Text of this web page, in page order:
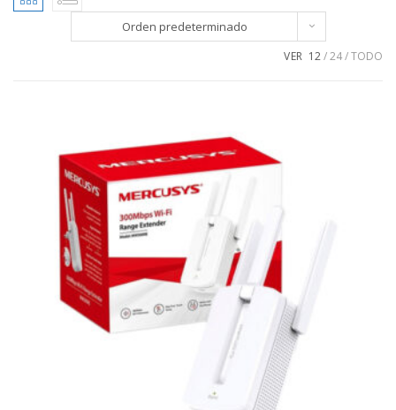
Orden predeterminado
VER 12 24 TODO